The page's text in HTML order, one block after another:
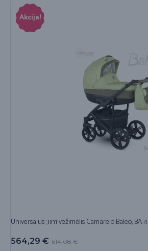
Akcija!
Universalus 3in1 vežimėlis Camarelo Baleo, BA-4
614,08€
564,29 €